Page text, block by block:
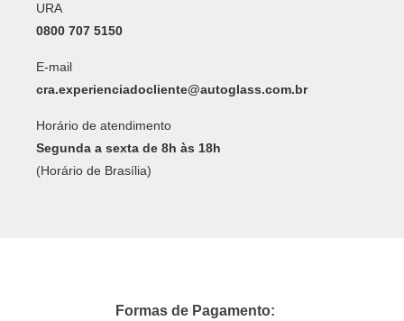
URA
0800 707 5150
E-mail
cra.experienciadocliente@autoglass.com.br
Horário de atendimento
Segunda a sexta de 8h às 18h
(Horário de Brasília)
Formas de Pagamento: